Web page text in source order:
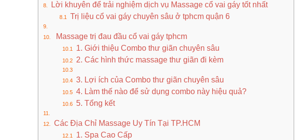
Lời khuyên để trải nghiệm dịch vụ Massage cổ vai gáy tốt nhất
Trị liệu cổ vai gáy chuyên sâu ở tphcm quận 6
Massage trị đau đầu cổ vai gáy tphcm
1. Giới thiệu Combo thư giãn chuyên sâu
2. Các hình thức massage thư giãn đi kèm
3. Lợi ích của Combo thư giãn chuyên sâu
4. Làm thế nào để sử dụng combo này hiệu quả?
5. Tổng kết
Các Địa Chỉ Massage Uy Tín Tại TP.HCM
1. Spa Cao Cấp